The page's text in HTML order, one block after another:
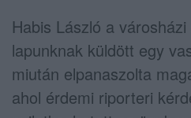
Habis László a
lapunknak küldött egy
miután elpanaszolta
ahol érdemi riporteri